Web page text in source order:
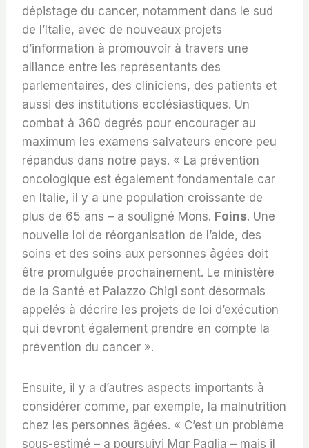
dépistage du cancer, notamment dans le sud
de l’Italie, avec de nouveaux projets
d’information à promouvoir à travers une
alliance entre les représentants des
parlementaires, des cliniciens, des patients et
aussi des institutions ecclésiastiques. Un
combat à 360 degrés pour encourager au
maximum les examens salvateurs encore peu
répandus dans notre pays. « La prévention
oncologique est également fondamentale car
en Italie, il y a une population croissante de
plus de 65 ans – a souligné Mons. Foins. Une
nouvelle loi de réorganisation de l’aide, des
soins et des soins aux personnes âgées doit
être promulguée prochainement. Le ministère
de la Santé et Palazzo Chigi sont désormais
appelés à décrire les projets de loi d’exécution
qui devront également prendre en compte la
prévention du cancer ».
Ensuite, il y a d’autres aspects importants à
considérer comme, par exemple, la malnutrition
chez les personnes âgées. « C’est un problème
sous-estimé – a poursuivi Mgr Paglia – mais il